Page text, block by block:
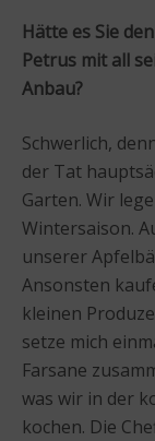
Hätte es Sie
Petrus mit all
Anbau?
Schwerlich,
der Tat
Garten. Wir
Wintersaison.
unserer
Ansonsten
kleinen
setze mich
Farsane
was wir in der
kochen. Die